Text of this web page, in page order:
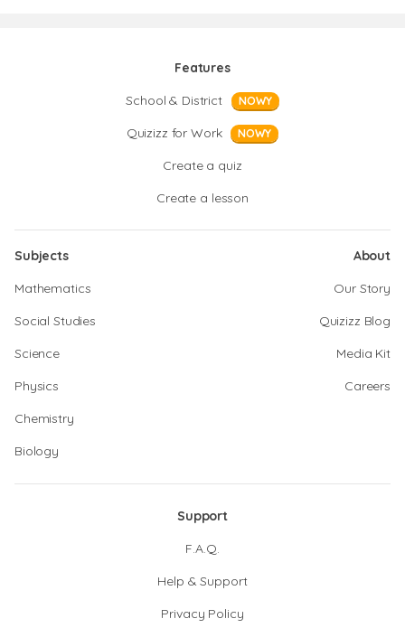
Features
School & District
NOWY
Quizizz for Work NOWY
Create a quiz
Create a lesson
Subjects
Mathematics
Social Studies
Science
Physics
Chemistry
Biology
About
Our Story
Quizizz Blog
Media Kit
Careers
Support
F.A.Q.
Help & Support
Privacy Policy